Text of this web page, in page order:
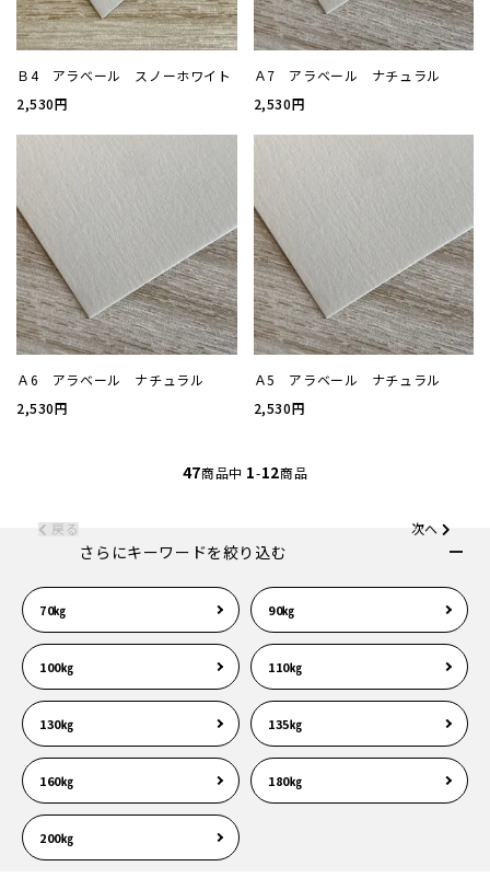
刷り色
お問
会社
プラ
Ｂ4 アラベール スノーホワイト
2,530円
Ａ7 アラベール ナチュラル
2,530円
Ａ6 アラベール ナチュラル
2,530円
Ａ5 アラベール ナチュラル
2,530円
47商品中 1-12商品
戻る 次へ
さらにキーワードを絞り込む
70㎏ 90㎏
100㎏ 110㎏
130㎏ 135㎏
160㎏ 180㎏
200㎏